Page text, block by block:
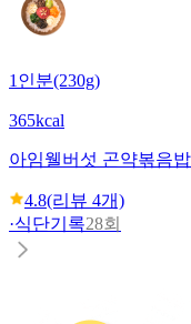
1인분(230g)
365kcal
아임웰버섯 곤약볶음
4.8(리뷰 4개)
·식단기록28회